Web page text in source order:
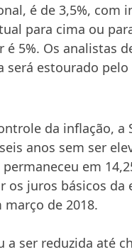
é de 3,5%, com
para cima ou
5%. Os analistas
estourado
da inflação, a
anos sem ser
em
os juros básicos da
março de 2018.
a ser reduzida até